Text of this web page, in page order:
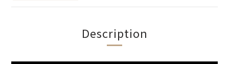
Description